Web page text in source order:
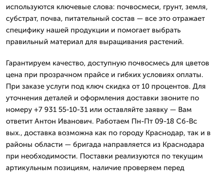
используются ключевые слова: почвосмеси, грунт, земля,
субстрат, почва, питательный состав — все это отражает
специфику нашей продукции и помогает выбрать
правильный материал для выращивания растений.
Гарантируем качество, доступную почвосмесь для цветов
цена при прозрачном прайсе и гибких условиях оплаты.
При заказе услуги под ключ скидка от 10 процентов. Для
уточнения деталей и оформления доставки звоните по
номеру +7 931 55-10-31 или оставляйте заявку — Вам
ответит Антон Иванович. Работаем Пн-Пт 09-18 Сб-Вс
вых., доставка возможна как по городу Краснодар, так и в
районы области — бригада направляется из Краснодара
при необходимости. Поставки реализуются по текущим
артикульным позициям, наличие проверяем перед